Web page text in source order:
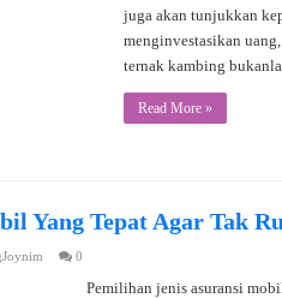
juga akan tunjukkan
menginvestasikan
ternak kambing
Read More »
Yang Tepat Agar Tak
0
Pemilihan jenis asuransi